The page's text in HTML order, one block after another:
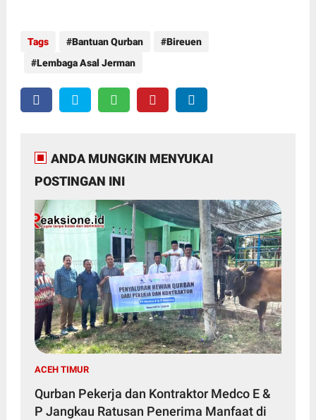
Tags Bantuan Qurban
Bireuen
Lembaga Asal Jerman
ANDA MUNGKIN MENYUKAI
POSTINGAN INI
ACEH TIMUR
Qurban Pekerja dan Kontraktor Medco E &
P Jangkau Ratusan Penerima Manfaat di